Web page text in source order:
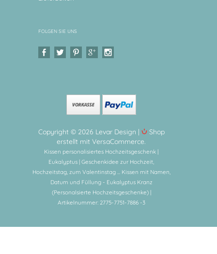
FOLGEN SIE UNS
Copyright © 2026 Levar Design |
Shop
erstellt mit VersaCommerce.
Kissen personalisiertes Hochzeitsgeschenk |
Eukalyptus | Geschenkidee zur Hochzeit,
Hochzeitstag, zum Valentinstag ... Kissen mit Namen,
Datum und Füllung - Eukalyptus Kranz
(Personalsierte Hochzeitsgeschenke) |
Artikelnummer: 2775-7751-7886 -3